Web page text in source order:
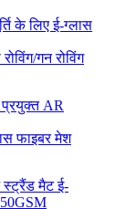
गन रोविंग
फाइबर मेश